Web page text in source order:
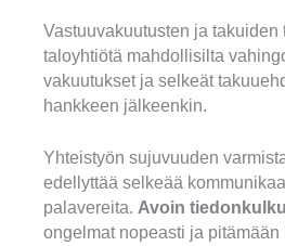
Vastuuvakuutusten ja takuiden
taloyhtiötä mahdollisilta
vakuutukset ja selkeät
hankkeen jälkeenkin.
Yhteistyön sujuvuuden
edellyttää selkeää
palavereita. Avoin tiedonkulku
ongelmat nopeasti ja pitämään